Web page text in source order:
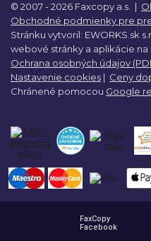
© 2007 - 2026 Faxcopy a.s. |
Obchodné podmienky pre
Stránku vytvoril: EWORKS.sk
webové stránky a aplikácie na
Ochrana osobných údajov
Nastavenie cookies | Ceny
Chránené pomocou Google
FaxCopy
Facebook